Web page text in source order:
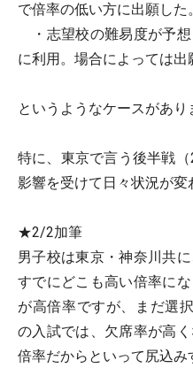
で倍率の低い方に出願した。
・志望校の難易度が予
に利用。場合によっては出
というようなケースがあり
特に、東京で言う後半戦
影響を受けて日々状況が変
★2/2加筆
男子校は東京・神奈川共
すでにどこも高い倍率に
が高倍率ですが、まだ選
の入試では、欠席率が高
倍率だからといって尻込み